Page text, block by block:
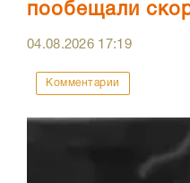
пообещали
04.08.2026 17:19
Комментарии